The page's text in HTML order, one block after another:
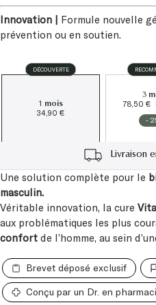
Innovation | Formule nouvelle
prévention ou en soutien.
DÉCOUVERTE
1 mois
34,90 €
-
3
78,50 €
Cadeau
Une solution complète pour le
masculin.
Véritable innovation, la cure
aux problématiques les plus
confort de l’homme, au sein
Brevet déposé exclusif
Conçu par un Dr. en